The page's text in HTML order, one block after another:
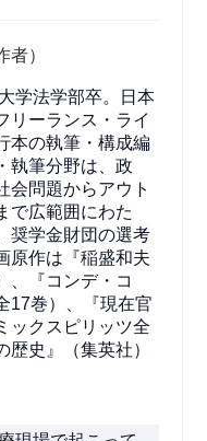
）
学法学部卒。日本
リーランス・ライ
本の執筆・構成編
執筆分野は、政
会問題からアウト
で広範囲にわた
奨学金財団の選考
原作は『稲盛和夫
、『コンデ・コ
17巻）、『現在官
ックスピリッツ全
史』（集英社）